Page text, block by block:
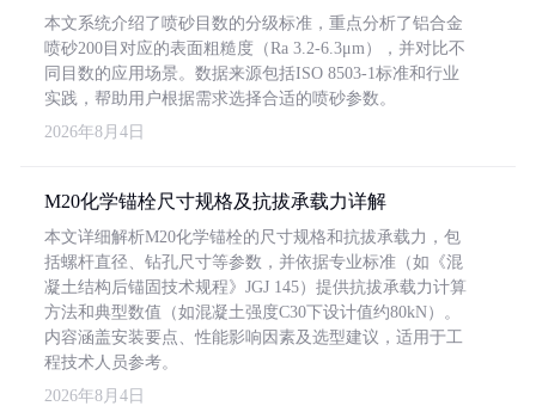
本文系统介绍了喷砂目数的分级标准，重点分析了铝合金
喷砂200目对应的表面粗糙度（Ra 3.2-6.3μm），并对比不
同目数的应用场景。数据来源包括ISO 8503-1标准和行业
实践，帮助用户根据需求选择合适的喷砂参数。
2026年8月4日
M20化学锚栓尺寸规格及抗拔承载力详解
本文详细解析M20化学锚栓的尺寸规格和抗拔承载力，包
括螺杆直径、钻孔尺寸等参数，并依据专业标准（如《混
凝土结构后锚固技术规程》JGJ 145）提供抗拔承载力计算
方法和典型数值（如混凝土强度C30下设计值约80kN）。
内容涵盖安装要点、性能影响因素及选型建议，适用于工
程技术人员参考。
2026年8月4日